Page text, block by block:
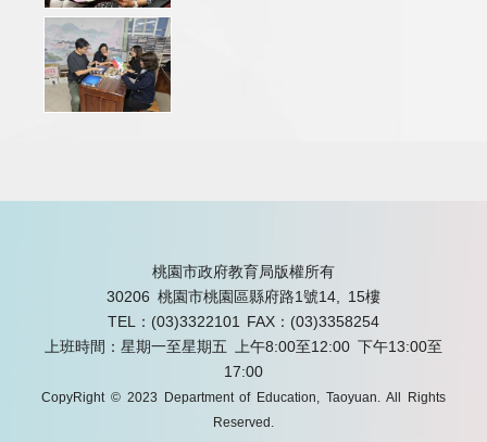
桃園市政府教育局版權所有
30206 桃園市桃園區縣府路1號14, 15樓
TEL：(03)3322101
FAX：(03)3358254
上班時間：星期一至星期五 上午8:00至12:00 下午13:00至
17:00
CopyRight © 2023 Department of Education, Taoyuan. All Rights
Reserved.